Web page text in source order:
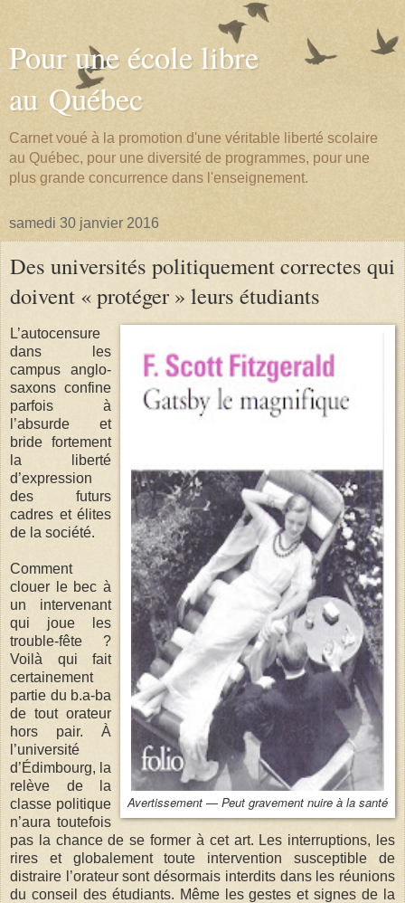
Pour une école libre
au Québec
Carnet voué à la promotion d'une véritable liberté scolaire
au Québec, pour une diversité de programmes, pour une
plus grande concurrence dans l'enseignement.
samedi 30 janvier 2016
Des universités politiquement correctes qui
doivent « protéger » leurs étudiants
Avertissement — Peut gravement nuire à la santé
L’autocensure
dans les
campus anglo-
saxons confine
parfois à
l’absurde et
bride fortement
la liberté
d’expression
des futurs
cadres et élites
de la société.
Comment
clouer le bec à
un intervenant
qui joue les
trouble-fête ?
Voilà qui fait
certainement
partie du b.a-ba
de tout orateur
hors pair. À
l’université
d’Édimbourg, la
relève de la
classe politique
n’aura toutefois
pas la chance de se former à cet art. Les interruptions, les
rires et globalement toute intervention susceptible de
distraire l’orateur sont désormais interdits dans les réunions
du conseil des étudiants. Même les gestes et signes de la